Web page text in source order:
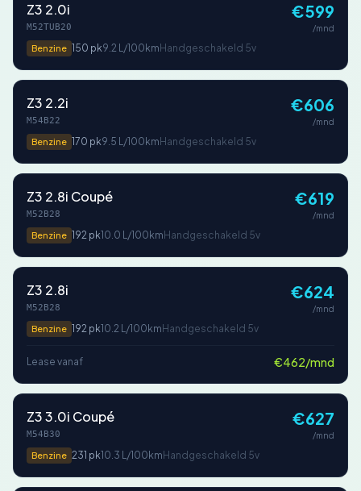
Z3 2.0i
M52TUB20
Benzine 150 pk9.2 L/100km Handgeschakeld 5v
€599
/mnd
Z3 2.2i
M54B22
Benzine 170 pk9.5 L/100km Handgeschakeld 5v
€606
/mnd
Z3 2.8i Coupé
M52B28
Benzine 192 pk10.0 L/100km Handgeschakeld 5v
€619
/mnd
Z3 2.8i
M52B28
Benzine 192 pk10.2 L/100km Handgeschakeld 5v
€624
/mnd
Lease vanaf €462/mnd
Z3 3.0i Coupé
M54B30
Benzine 231 pk10.3 L/100km Handgeschakeld 5v
€627
/mnd